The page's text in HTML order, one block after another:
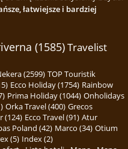
łatwiejsze i bardziej
(1585)Travelist
(2599) TOP Touristik
Ecco Holiday (1754) Rainbow
Prima Holiday (1044) Onholidays
Orka Travel (400) Grecos
(124) Ecco Travel (91) Atur
Poland (42) Marco (34) Otium
(5) Index (2)